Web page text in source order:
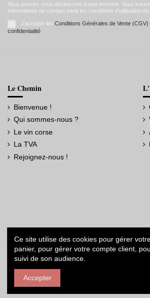
Vous pouvez vous désinscrire à tout moment. Vous
informations de contact dans les conditions d'utilisation du
J'accepte les Conditions Générales de Vente (CGV)
confidentialité
Le Chemin
Bienvenue !
Qui sommes-nous ?
Le vin corse
La TVA
Rejoignez-nous !
La vente d’alcool est interdite aux mineurs.
L’alcool ne doit pas être consommé par
L’abus d’alcool est dangereux pour la
Ce site utilise des cookies pour gérer
panier, pour gérer votre compte client,
suivi de son audience.
Accepter